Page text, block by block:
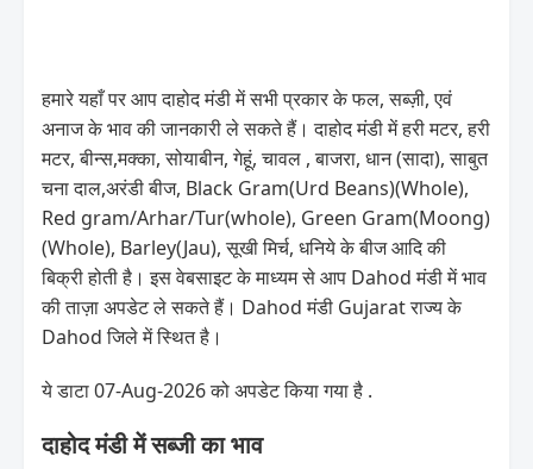
हमारे यहाँ पर आप दाहोद मंडी में सभी प्रकार के फल, सब्ज़ी, एवं
अनाज के भाव की जानकारी ले सकते हैं। दाहोद मंडी में हरी मटर, हरी
मटर, बीन्स,मक्का, सोयाबीन, गेहूं, चावल , बाजरा, धान (सादा), साबुत
चना दाल,अरंडी बीज, Black Gram(Urd Beans)(Whole),
Red gram/Arhar/Tur(whole), Green Gram(Moong)
(Whole), Barley(Jau), सूखी मिर्च, धनिये के बीज आदि की
बिक्री होती है। इस वेबसाइट के माध्यम से आप Dahod मंडी में भाव
की ताज़ा अपडेट ले सकते हैं। Dahod मंडी Gujarat राज्य के
Dahod जिले में स्थित है।
ये डाटा 07-Aug-2026 को अपडेट किया गया है .
दाहोद मंडी में सब्जी का भाव